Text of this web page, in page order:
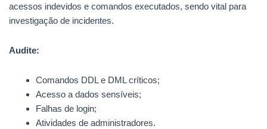
acessos indevidos e comandos executados, sendo vital para
investigação de incidentes.
Audite:
Comandos DDL e DML críticos;
Acesso a dados sensíveis;
Falhas de login;
Atividades de administradores.